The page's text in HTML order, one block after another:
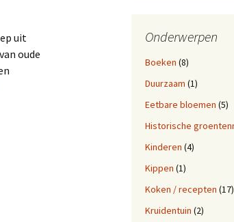
uit
oude
met snoepwinkel in Utrecht
o
o
e
r
r
e
Onderwerpen
Boeken (8)
Duurzaam (1)
Eetbare bloemen (5)
Historische
Kinderen (4)
Kippen (1)
Koken / recepten (17)
Kruidentuin (2)